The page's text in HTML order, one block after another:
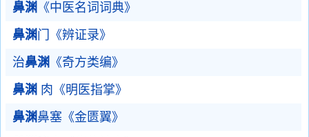
鼻渊 《中医名词词典》
鼻渊门《辨证录》
治鼻渊 《奇方类编》
鼻渊 肉《明医指掌》
鼻渊鼻塞《金匮翼》